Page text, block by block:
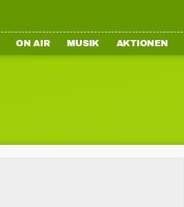
ON AIR MUSIK AKTIONEN